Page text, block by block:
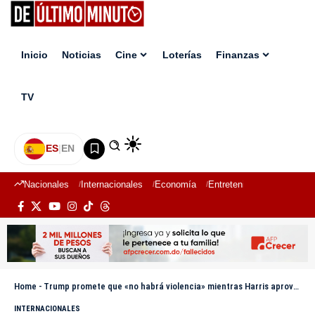
Inicio Noticias Cine Loterías Finanzas
TV
ES|EN
Nacionales Internacionales Economía Entretenimiento
Home - Trump promete que «no habrá violencia» mientras Harris aprovecha para hablar con votantes
INTERNACIONALES